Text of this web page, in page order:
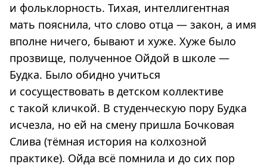
и фольклорность. Тихая, интеллигентная
мать пояснила, что слово отца — закон, а имя
вполне ничего, бывают и хуже. Хуже было
прозвище, полученное Ойдой в школе —
Будка. Было обидно учиться
и сосуществовать в детском коллективе
с такой кличкой. В студенческую пору Будка
исчезла, но ей на смену пришла Бочковая
Слива (тёмная история на колхозной
практике). Ойда всё помнила и до сих пор